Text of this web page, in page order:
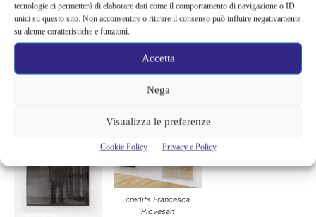
tecnologie ci permetterà di elaborare dati come il comportamento di navigazione o ID
unici su questo sito. Non acconsentire o ritirare il consenso può influire negativamente
su alcune caratteristiche e funzioni.
Accetta
Nega
Visualizza le preferenze
Cookie Policy Privacy e Policy
Ma l’artista sa perfettamente che è impossibile stare immobili
così a lungo: il nostro corpo, fatto di materia che si contrappone
allo spazio e alla luce, è per sua natura imperfetto. Ecco, quindi,
non sono altro che
, ricordo impreciso, ma ormai immutabile,
credits Francesca
Piovesan